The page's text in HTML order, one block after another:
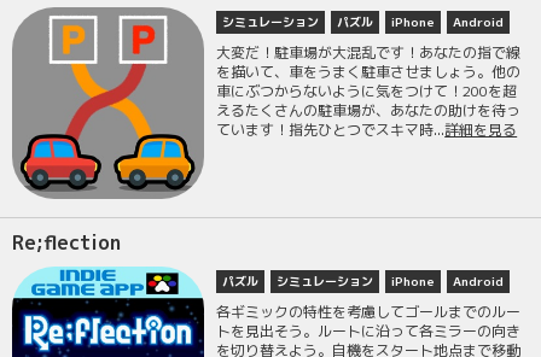
シミュレーション パズル iPhone Android
大変だ！駐車場が大混乱です！あなたの指で線
を描いて、車をうまく駐車させましょう。他の
車にぶつからないように気をつけて！200を超
えるたくさんの駐車場が、あなたの助けを待っ
ています！指先ひとつでスキマ時...詳細を見る
Re;flection
パズル シミュレーション iPhone Android
各ギミックの特性を考慮してゴールまでのルー
トを見出そう。ルートに沿って各ミラーの向き
を切り替えよう。自機をスタート地点まで移動